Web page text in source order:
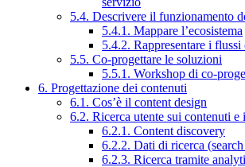
5.4. Descrivere il funzionamento
5.4.1. Mappare l’ecosistema
5.4.2. Rappresentare i
5.5. Co-progettare le soluzioni
5.5.1. Workshop di co-
6. Progettazione dei contenuti
6.1. Cos’è il content design
6.2. Ricerca utente sui contenuti
6.2.1. Content discovery
6.2.2. Dati di ricerca
6.2.3. Ricerca tramite